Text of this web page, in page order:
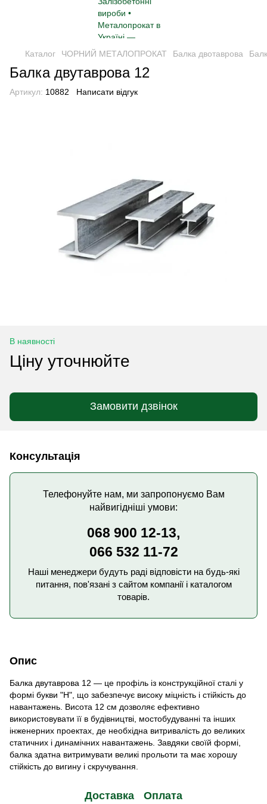
Каталог ЧОРНИЙ МЕТАЛОПРОКАТ Балка двотаврова
Балка двутаврова 12
Артикул: 10882 Написати відгук
В наявності
Ціну уточнюйте
Замовити дзвінок
Консультація
Телефонуйте нам, ми запропонуємо Вам
найвигідніші умови:
068 900 12-13,
066 532 11-72
Наші менеджери будуть раді відповісти на будь-які
питання, пов'язані з сайтом компанії і каталогом
товарів.
Опис
Балка двутаврова 12 — це профіль із конструкційної сталі у
формі букви "Н", що забезпечує високу міцність і стійкість до
навантажень. Висота 12 см дозволяє ефективно
використовувати її в будівництві, мостобудуванні та інших
інженерних проектах, де необхідна витривалість до великих
статичних і динамічних навантажень. Завдяки своїй формі,
балка здатна витримувати великі прольоти та має хорошу
стійкість до вигину і скручування.
Доставка Оплата